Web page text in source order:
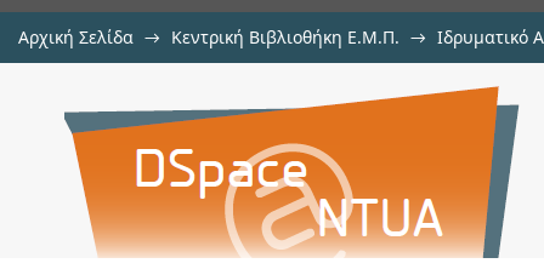
Αρχική Σελίδα → Κεντρική Βιβλιοθήκη Ε.Μ.Π. → Ιδρυματικό
Αποκατάσταση ρυπασμένων
νερό